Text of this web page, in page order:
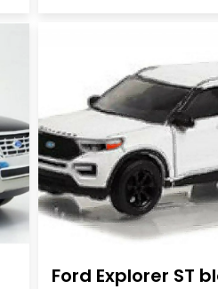
Ford Explorer ST